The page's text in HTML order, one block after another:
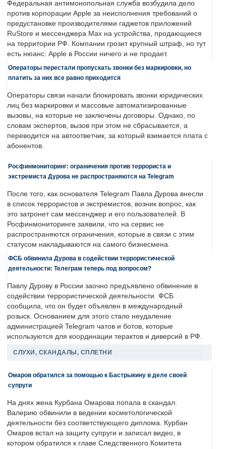
Федеральная антимонопольная служба возбудила дело
против корпорации Apple за неисполнения требований о
предустановке производителями гаджетов приложений
RuStore и мессенджера Max на устройства, продающиеся
на территории РФ. Компании грозит крупный штраф, но тут
есть нюанс: Apple в России ничего и не продает.
Операторы перестали пропускать звонки без маркировки, но
платить за них все равно приходится
Операторы связи начали блокировать звонки юридических
лиц без маркировки и массовые автоматизированные
вызовы, на которые не заключены договоры. Однако, по
словам экспертов, вызов при этом не сбрасывается, а
переводится на автоответчик, за который взимается плата с
абонентов.
Росфинмониторинг: ограничения против террориста и
экстремиста Дурова не распространяются на Telegram
После того, как основателя Telegram Павла Дурова внесли
в список террористов и экстремистов, возник вопрос, как
это затронет сам мессенджер и его пользователей. В
Росфинмониторинге заявили, что на сервис не
распространяются ограничения, которые в связи с этим
статусом накладываются на самого бизнесмена.
ФСБ обвинила Дурова в содействии террористической
деятельности: Телеграм теперь под вопросом?
Павлу Дурову в России заочно предъявлено обвинение в
содействии террористической деятельности. ФСБ
сообщила, что он будет объявлен в международный
розыск. Основанием для этого стало неудаление
администрацией Telegram чатов и ботов, которые
используются для координации терактов и диверсий в РФ.
СЛУХИ, СКАНДАЛЫ, СПЛЕТНИ
Омаров обратился за помощью к Бастрыкину в деле своей
супруги
На днях жена Курбана Омарова попала в скандал.
Валерию обвинили в ведении косметологической
деятельности без соответствующего диплома. Курбан
Омаров встал на защиту супруги и записал видео, в
котором обратился к главе Следственного Комитета